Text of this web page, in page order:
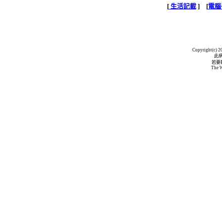
[生活記載] [電
Copyright(c)
此
若要
The